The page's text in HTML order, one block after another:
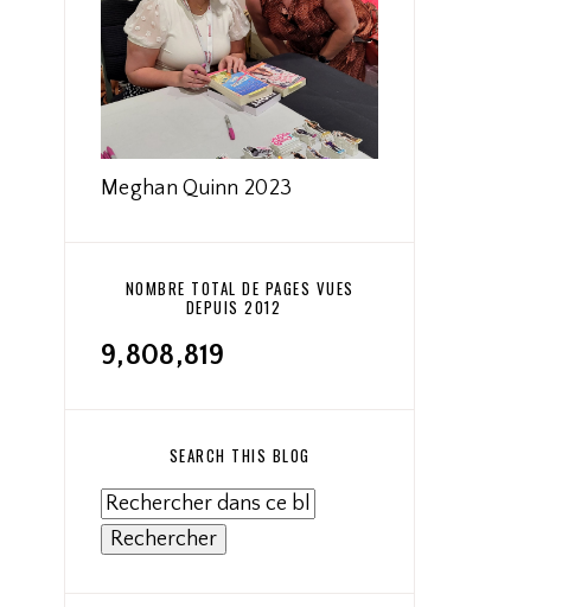
Meghan Quinn 2023
NOMBRE TOTAL DE PAGES VUES
DEPUIS 2012
9,808,819
SEARCH THIS BLOG